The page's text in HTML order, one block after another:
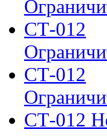
СТ-012
СТ-012
СТ-012